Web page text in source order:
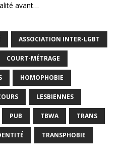
avant…
ASSOCIATION INTER-LGBT
COURT-MÉTRAGE
HOMOPHOBIE
LESBIENNES
PUB TBWA TRANS
TRANSPHOBIE